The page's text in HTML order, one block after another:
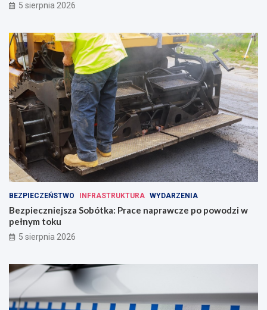
5 sierpnia 2026
BEZPIECZEŃSTWO INFRASTRUKTURA WYDARZENIA
Bezpieczniejsza Sobótka: Prace naprawcze po powodzi w
pełnym toku
5 sierpnia 2026